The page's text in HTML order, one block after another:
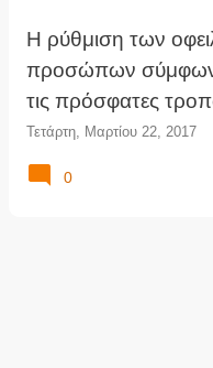
Η ρύθμιση των
προσώπων
τις πρόσφατες
Τετάρτη, Μαρτίου 22, 2017
0